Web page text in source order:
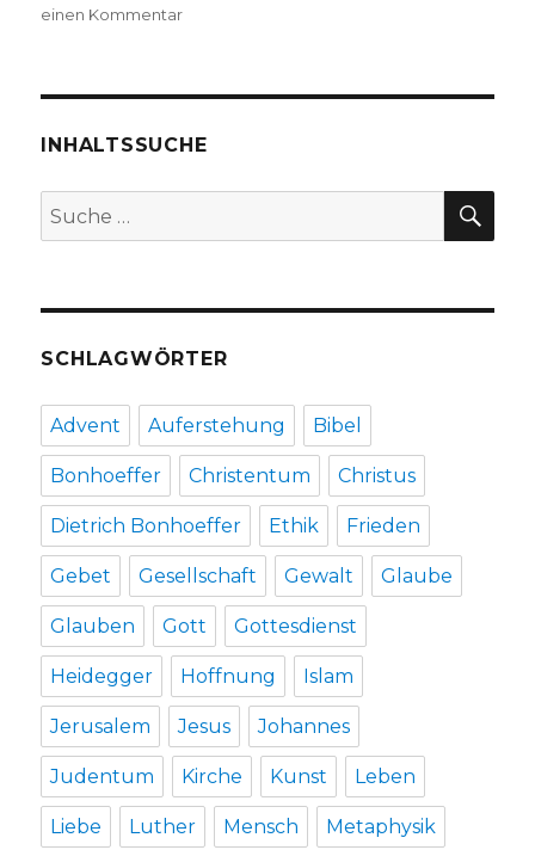
einen Kommentarzu
von
Fleischer,
2019
INHALTSSUCHE
Suche
nach:
SCHLAGWÖRTER
Advent Auferstehung Bibel
Bonhoeffer Christentum Christus
Dietrich Bonhoeffer Ethik Frieden
Gebet Gesellschaft Gewalt Glaube
Glauben Gott Gottesdienst
Heidegger Hoffnung Islam
Jerusalem Jesus Johannes
Judentum Kirche Kunst Leben
Liebe Luther Mensch Metaphysik